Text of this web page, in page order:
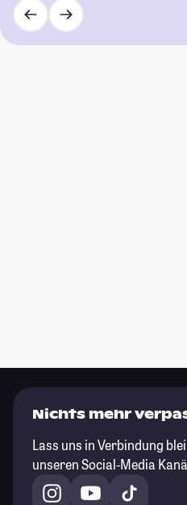
Nichts mehr
Lass uns in Verbindung
unseren Social-Media